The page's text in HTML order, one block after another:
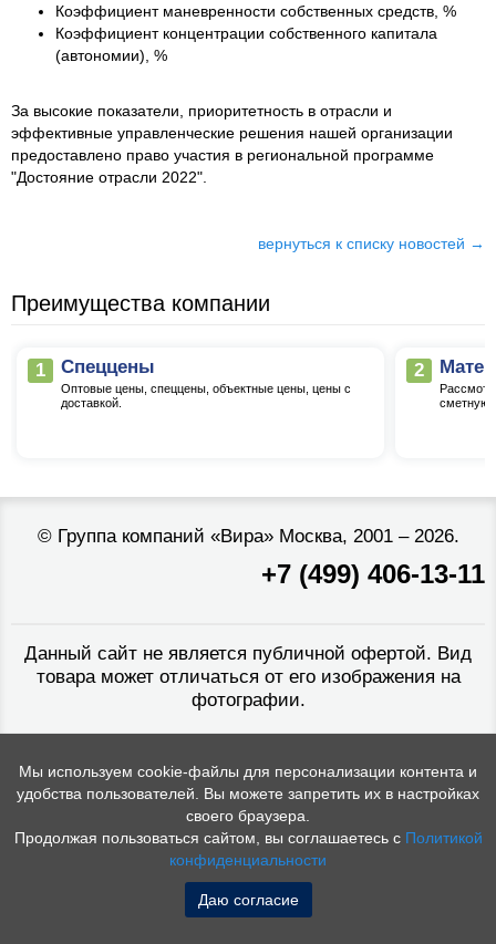
Коэффициент маневренности собственных средств, %
Коэффициент концентрации собственного капитала
(автономии), %
За высокие показатели, приоритетность в отрасли и
эффективные управленческие решения нашей организации
предоставлено право участия в региональной программе
"Достояние отрасли 2022".
вернуться к списку новостей →
Преимущества компании
1 Спеццены
Оптовые цены, спеццены, объектные цены, цены с
доставкой.
2
сметную,
© Группа компаний «Вира»Москва, 2001 – 2026.
+7 (499) 406-13-11
Данный сайт не является публичной офертой. Вид
товара может отличаться от его изображения на
фотографии.
Мы используем cookie-файлы для персонализации контента и
удобства пользователей. Вы можете запретить их в настройках
своего браузера.
Продолжая пользоваться сайтом, вы соглашаетесь с Политикой
конфиденциальности
Даю согласие